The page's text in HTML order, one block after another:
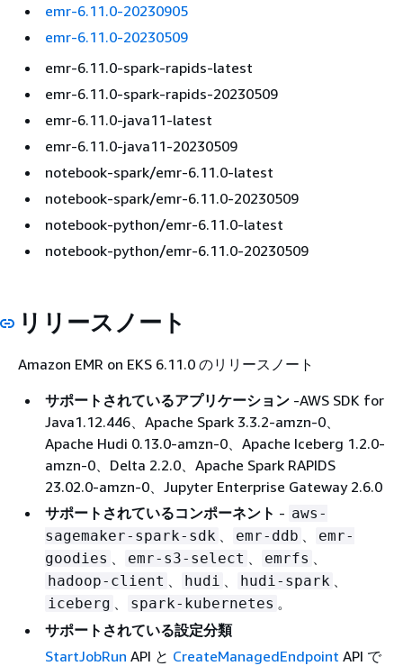
emr-6.11.0-20230905
emr-6.11.0-20230509
emr-6.11.0-spark-rapids-latest
emr-6.11.0-spark-rapids-20230509
emr-6.11.0-java11-latest
emr-6.11.0-java11-20230509
notebook-spark/emr-6.11.0-latest
notebook-spark/emr-6.11.0-20230509
notebook-python/emr-6.11.0-latest
notebook-python/emr-6.11.0-20230509
リリースノート
Amazon EMR on EKS 6.11.0 のリリースノート
サポートされているアプリケーション ‐AWS SDK for
Java1.12.446、Apache Spark 3.3.2-amzn-0、
Apache Hudi 0.13.0-amzn-0、Apache Iceberg 1.2.0-
amzn-0、Delta 2.2.0、Apache Spark RAPIDS
23.02.0-amzn-0、Jupyter Enterprise Gateway 2.6.0
サポートされているコンポーネント - aws-
sagemaker-spark-sdk 、 emr-ddb 、
emr-
goodies 、 emr-s3-select 、 emrfs 、
hadoop-client 、 hudi 、 hudi-spark 、
iceberg 、 spark-kubernetes 。
サポートされている設定分類
StartJobRun API と CreateManagedEndpoint API で